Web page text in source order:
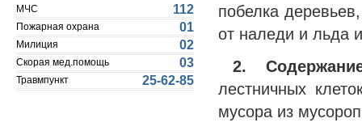
МЧС 112
Пожарная охрана 01
Милиция 02
Скорая мед.помощь 03
Травмпункт 25-62-85
побелка
от наледи и льда
2.
лестничных
мусора из